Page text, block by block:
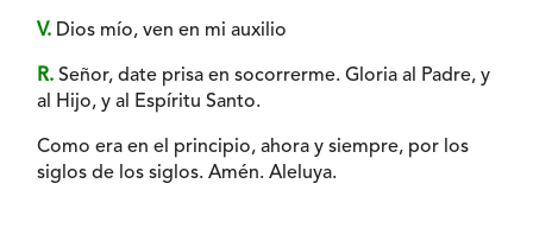
V. Dios mío, ven en mi auxilio
R. Señor, date prisa en socorrerme. Gloria al Padre, y
al Hijo, y al Espíritu Santo.
Como era en el principio, ahora y siempre, por los
siglos de los siglos. Amén. Aleluya.